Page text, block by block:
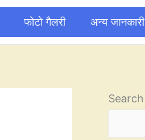
फोटो गैलरी अन्य जानकारी
Search